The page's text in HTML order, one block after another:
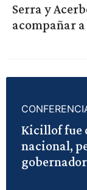
Serra y
acompañar
Kicillof fue
nacional,